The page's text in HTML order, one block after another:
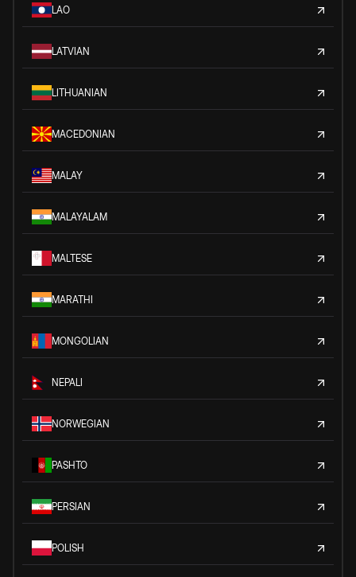
LAO
LATVIAN
LITHUANIAN
MACEDONIAN
MALAY
MALAYALAM
MALTESE
MARATHI
MONGOLIAN
NEPALI
NORWEGIAN
PASHTO
PERSIAN
POLISH